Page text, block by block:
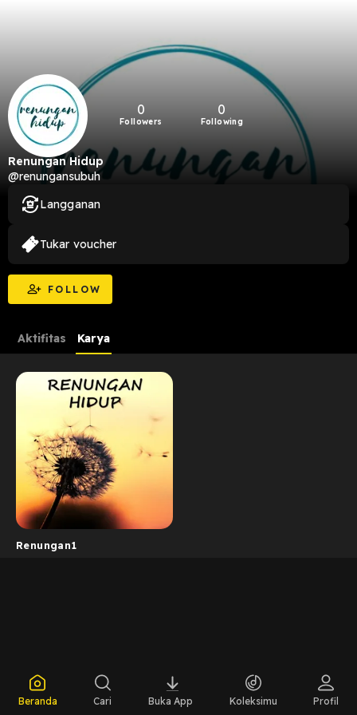
0
Followers
0
Following
Renungan Hidup
@renungansubuh
FOLLOW
Langganan
Tukar voucher
Aktifitas Karya
Renungan1
Beranda Cari Buka App Koleksimu Profil